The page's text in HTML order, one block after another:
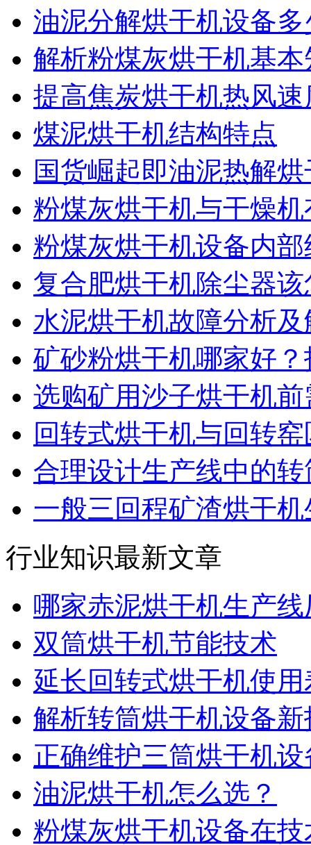
油泥分解烘干机设备
解析粉煤灰烘干机基本
提高焦炭烘干机热风
煤泥烘干机结构特点
国货崛起即油泥热解
粉煤灰烘干机与干燥
粉煤灰烘干机设备内
复合肥烘干机除尘器
水泥烘干机故障分析
矿砂粉烘干机哪家好
选购矿用沙子烘干机
回转式烘干机与回转
合理设计生产线中的
一般三回程矿渣烘干
行业知识最新文章
哪家赤泥烘干机生产
双筒烘干机节能技术
延长回转式烘干机使
解析转筒烘干机设备新
正确维护三筒烘干机
油泥烘干机怎么选？
粉煤灰烘干机设备在